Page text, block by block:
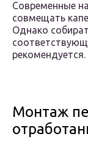
Современные
совмещать
Однако
рекомендуется.
Монтаж